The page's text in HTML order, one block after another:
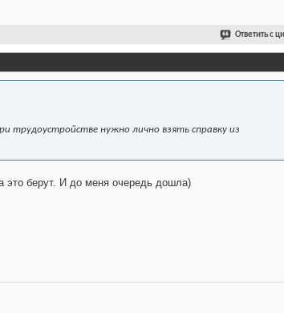
Ответить с
трудоустройстве нужно лично взять справку из
это берут. И до меня очередь дошла)